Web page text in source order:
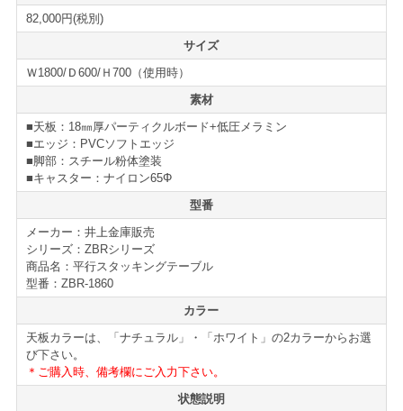
スペースで効率的にテーブルを収納する事が出来ます。
キャスターにはアジャスト機能付きの大型キャスターを
採用しており、スムーズな移動性と固定時の安定感を実
またレバー部分にはカバーが付いており、指を挟まれ難
くくしている安全面にも配慮されたフォールディングテ
ーブルです。
テーブルの天板カラーも2色展開されており、オフィスの
イメージや、雰囲気に合わせて選ぶ事が可能になってい
ます。さらに、足下を隠すための幕板も別途オプション
販売されています。
フォールディングテーブル、ミーティングテーブルの新
増設、買い替えの際には是非ご検討下さい。
82,000円(税別)
サイズ
Ｗ1800/Ｄ600/Ｈ700（使用時）
素材
■天板：18㎜厚パーティクルボード+低圧メラミン
■エッジ：PVCソフトエッジ
■脚部：スチール粉体塗装
■キャスター：ナイロン65Φ
型番
メーカー：井上金庫販売
シリーズ：ZBRシリーズ
商品名：平行スタッキングテーブル
型番：ZBR-1860
カラー
天板カラーは、「ナチュラル」・「ホワイト」の2カラーからお選
び下さい。
＊ご購入時、備考欄にご入力下さい。
状態説明